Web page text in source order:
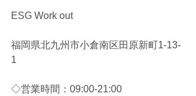
ESG Work out
福岡県北九州市小倉南区田原新町1-13-
1
◇営業時間：09:00-21:00